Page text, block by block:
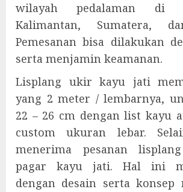
wilayah pedalaman di
Kalimantan, Sumatera,
Pemesanan bisa dilakukan
serta menjamin keamanan.
Lisplang ukir kayu jati
yang 2 meter / lembarnya,
22 – 26 cm dengan list kayu
custom ukuran lebar.
menerima pesanan
pagar kayu jati. Hal ini
dengan desain serta konsep